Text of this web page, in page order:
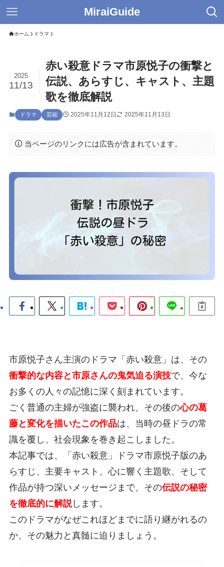
MiraiGuide
ホーム ドラマ
赤い殺意ドラマ市原悦子の衝撃と
伝説、あらすじ、キャスト、主題
歌を徹底解説
2025
11/13
ドラマ 芸能 2025年11月12日 2025年11月13日
当ページのリンクには広告が含まれています。
市原悦子さん主演のドラマ「赤い殺意」は、その
衝撃的な内容と市原さんの鬼気迫る演技で、今な
お多くの人々の記憶に深く刻まれています。
ごく普通の主婦が強盗に襲われ、その後の心の葛
藤と変化を描いたこの作品は、当時の昼ドラの常
識を覆し、社会現象を巻き起こしました。
本記事では、「赤い殺意」ドラマ市原悦子版のあ
らすじ、主要キャスト、心に響く主題歌、そして
作品が持つ深いメッセージまで、その伝説の秘密
を徹底的に解説します。
このドラマがなぜこれほどまでに語り継がれるの
か、その魅力と真髄に迫りましょう。